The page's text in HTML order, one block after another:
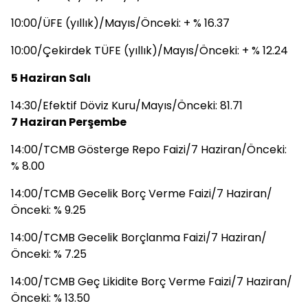
10:00/ÜFE (yıllık)/Mayıs/Önceki: + % 16.37
10:00/Çekirdek TÜFE (yıllık)/Mayıs/Önceki: + % 12.24
5 Haziran Salı
14:30/Efektif Döviz Kuru/Mayıs/Önceki: 81.71
7 Haziran Perşembe
14:00/TCMB Gösterge Repo Faizi/7 Haziran/Önceki:
% 8.00
14:00/TCMB Gecelik Borç Verme Faizi/7 Haziran/
Önceki: % 9.25
14:00/TCMB Gecelik Borçlanma Faizi/7 Haziran/
Önceki: % 7.25
14:00/TCMB Geç Likidite Borç Verme Faizi/7 Haziran/
Önceki: % 13.50